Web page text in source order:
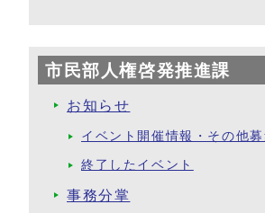
市民部人権啓発推進課
お知らせ
イベント開催情報・その他募
終了したイベント
事務分掌